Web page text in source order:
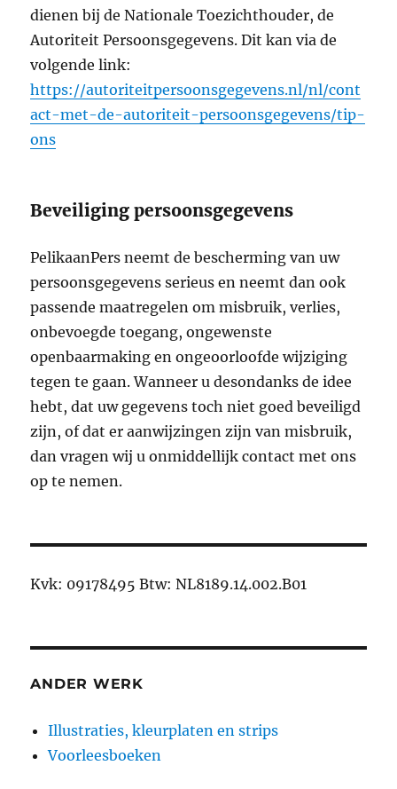
dienen bij de Nationale Toezichthouder, de
Autoriteit Persoonsgegevens. Dit kan via de
volgende link:
https://autoriteitpersoonsgegevens.nl/nl/cont
act-met-de-autoriteit-persoonsgegevens/tip-
ons
Beveiliging persoonsgegevens
PelikaanPers neemt de bescherming van uw
persoonsgegevens serieus en neemt dan ook
passende maatregelen om misbruik, verlies,
onbevoegde toegang, ongewenste
openbaarmaking en ongeoorloofde wijziging
tegen te gaan. Wanneer u desondanks de idee
hebt, dat uw gegevens toch niet goed beveiligd
zijn, of dat er aanwijzingen zijn van misbruik,
dan vragen wij u onmiddellijk contact met ons
op te nemen.
Kvk: 09178495 Btw: NL8189.14.002.B01
ANDER WERK
Illustraties, kleurplaten en strips
Voorleesboeken